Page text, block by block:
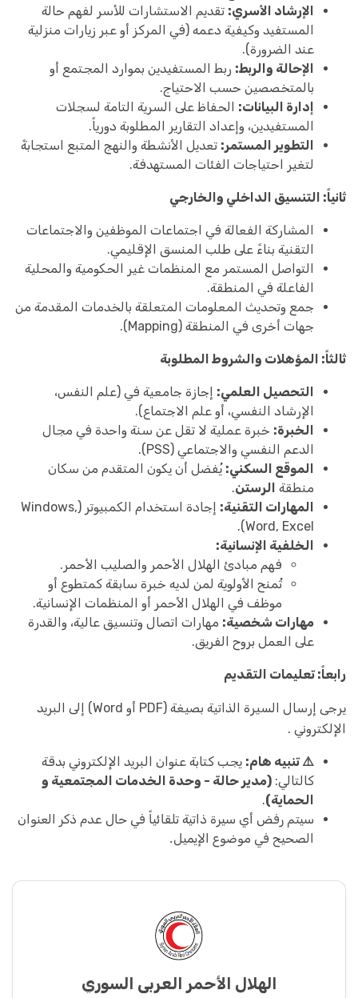
الإرشاد الأسري: تقديم الاستشارات للأسر لفهم حالة
المستفيد وكيفية دعمه (في المركز أو عبر زيارات منزلية
عند الضرورة).
الإحالة والربط: ربط المستفيدين بموارد المجتمع أو
بالمتخصصين حسب الاحتياج.
إدارة البيانات: الحفاظ على السرية التامة لسجلات
المستفيدين، وإعداد التقارير المطلوبة دورياً.
التطوير المستمر: تعديل الأنشطة والنهج المتبع استجابةً
لتغير احتياجات الفئات المستهدفة.
ثانياً: التنسيق الداخلي والخارجي
المشاركة الفعالة في اجتماعات الموظفين والاجتماعات
التقنية بناءً على طلب المنسق الإقليمي.
التواصل المستمر مع المنظمات غير الحكومية والمحلية
الفاعلة في المنطقة.
جمع وتحديث المعلومات المتعلقة بالخدمات المقدمة من
جهات أخرى في المنطقة (Mapping).
ثالثاً: المؤهلات والشروط المطلوبة
التحصيل العلمي: إجازة جامعية في (علم النفس،
الإرشاد النفسي، أو علم الاجتماع).
الخبرة: خبرة عملية لا تقل عن سنة واحدة في مجال
الدعم النفسي والاجتماعي (PSS).
الموقع السكني: يُفضل أن يكون المتقدم من سكان
منطقة الرستن.
المهارات التقنية:
إجادة استخدام الكمبيوتر (Windows,
Word, Excel).
الخلفية الإنسانية:
فهم مبادئ الهلال الأحمر والصليب الأحمر.
تُمنح الأولوية لمن لديه خبرة سابقة كمتطوع أو
موظف في الهلال الأحمر أو المنظمات الإنسانية.
مهارات شخصية: مهارات اتصال وتنسيق عالية، والقدرة
على العمل بروح الفريق.
رابعاً: تعليمات التقديم
يرجى إرسال السيرة الذاتية بصيغة (PDF أو Word) إلى البريد
الإلكتروني .
⚠️ تنبيه هام: يجب كتابة عنوان البريد الإلكتروني بدقة
كالتالي: (مدير حالة - وحدة الخدمات المجتمعية و
الحماية).
سيتم رفض أي سيرة ذاتية تلقائياً في حال عدم ذكر العنوان
الصحيح في موضوع الإيميل.
الهلال الأحمر العربي السوري